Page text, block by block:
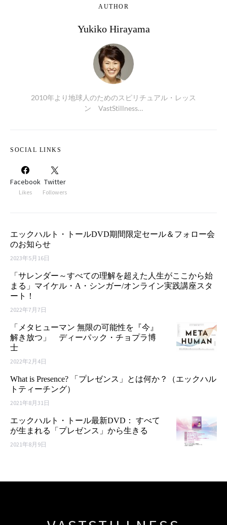
AUTHOR
Yukiko Hirayama
2010年より地球人のためのスピリチュアル・レッス
ン VastStillness…
SOCIAL LINKS
Facebook
Likes
Twitter
Followers
エックハルト・トールDVD期間限定セール＆フォロー会
のお知らせ
2023年5月16日
「サレンダー～すべての理解を超えた人生がここから始
まる」マイケル・A・シンガー/オンライン実践講座スタ
ート！
2022年7月7日
「メタヒューマン 無限の可能性を『今』
解き放つ」 ディーパック・チョプラ博
士
2022年2月4日
What is Presence? 「プレゼンス」とは何か？（エックハル
トティーチング）
2021年8月31日
エックハルト・トール最新DVD： すべて
が生まれる「プレゼンス」から生きる
2021年8月9日